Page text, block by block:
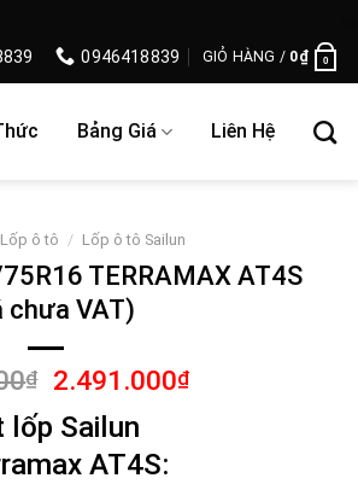
0946418839 GIỎ HÀNG / 0₫ 0
Bảng Giá Liên Hệ
Lốp ô tô / Lốp ô tô Sailun
TERRAMAX AT4S
chưa VAT)
₫
Giá
là:
2.591.000₫.
2.491.000₫Giá
lốp Sailun
AT4S: